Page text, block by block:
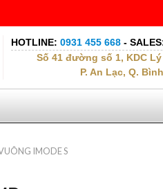
HOTLINE: 0931 455 668 -
Số 41 đường số 1, KDC
P. An Lạc, Q.
IMODE S